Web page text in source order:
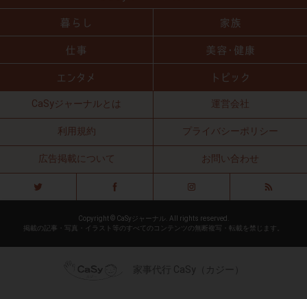
CaSyジャーナルとは 運営会社
利用規約 プライバシーポリシー
広告掲載について お問い合わせ
Copyright © CaSyジャーナル. All rights reserved.
掲載の記事・写真・イラスト等のすべてのコンテンツの無断複写・転載を禁じます。
家事代行 CaSy（カジー）